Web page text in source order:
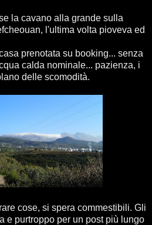
la cavano alla grande sulla
l'ultima volta pioveva ed
prenotata su booking... senza
calda nominale... pazienza, i
delle scomodità.
cose, si spera commestibili. Gli
e purtroppo per un post più lungo